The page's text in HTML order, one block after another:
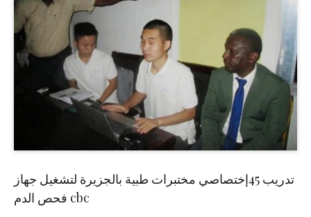
تدريب 45إختصاصي مختبرات طبية بالجزيرة لتشغيل جهاز
فحص الدم cbc